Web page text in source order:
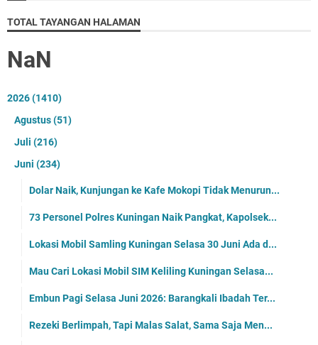
TOTAL TAYANGAN HALAMAN
NaN
2026(1410)
Agustus(51)
Juli (216)
Juni (234)
Dolar Naik, Kunjungan ke Kafe Mokopi Tidak Menurun...
73 Personel Polres Kuningan Naik Pangkat, Kapolsek...
Lokasi Mobil Samling Kuningan Selasa 30 Juni Ada d...
Mau Cari Lokasi Mobil SIM Keliling Kuningan Selasa...
Embun Pagi Selasa Juni 2026: Barangkali Ibadah Ter...
Rezeki Berlimpah, Tapi Malas Salat, Sama Saja Men...